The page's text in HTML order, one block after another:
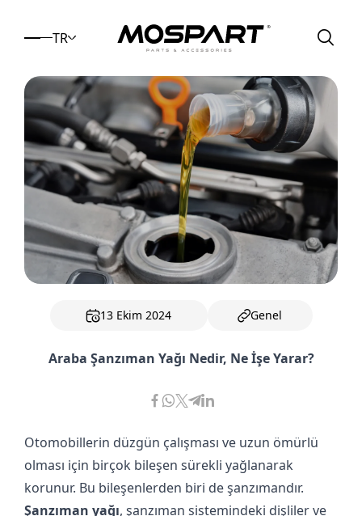
TR
13 Ekim 2024 Genel
Araba Şanzıman Yağı Nedir, Ne İşe Yarar?
Otomobillerin düzgün çalışması ve uzun ömürlü
olması için birçok bileşen sürekli yağlanarak
korunur. Bu bileşenlerden biri de şanzımandır.
Şanzıman yağı, şanzıman sistemindeki dişliler ve